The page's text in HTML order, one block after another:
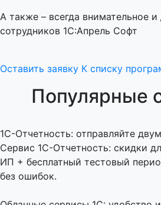
А также – всегда внимательное
сотрудников 1С:Апрель Софт
Оставить заявку К списку
Популярные
1C-Отчетность: отправляйте
Сервис 1С-Отчетность: скидки
ИП + бесплатный тестовый
без ошибок.